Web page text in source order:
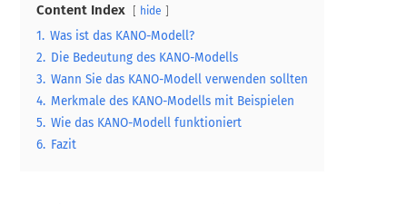
Content Index hide
1. Was ist das KANO-Modell?
2. Die Bedeutung des KANO-Modells
3. Wann Sie das KANO-Modell verwenden sollten
4. Merkmale des KANO-Modells mit Beispielen
5. Wie das KANO-Modell funktioniert
6. Fazit